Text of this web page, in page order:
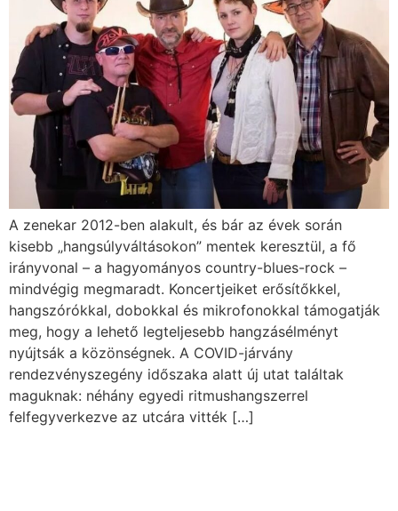
A zenekar 2012-ben alakult, és bár az évek során
kisebb „hangsúlyváltásokon” mentek keresztül, a fő
irányvonal – a hagyományos country-blues-rock –
mindvégig megmaradt. Koncertjeiket erősítőkkel,
hangszórókkal, dobokkal és mikrofonokkal támogatják
meg, hogy a lehető legteljesebb hangzásélményt
nyújtsák a közönségnek. A COVID-járvány
rendezvényszegény időszaka alatt új utat találtak
maguknak: néhány egyedi ritmushangszerrel
felfegyverkezve az utcára vitték […]